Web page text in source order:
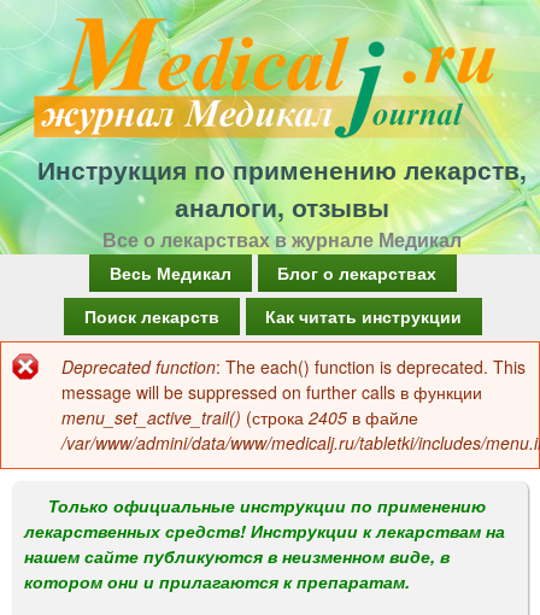
Перейти
к
основному
содержанию
Инструкция по применению лекарств,
аналоги, отзывы
Все о лекарствах в журнале Медикал
а
в
о
м
е
Весь Медикал
Блог о лекарствах
Поиск лекарств
Как читать инструкции
Сообщение
об
ошибке
Deprecated function: The each() function is deprecated. This
message will be suppressed on further calls в функции
menu_set_active_trail() (строка 2405 в файле
/var/www/admini/data/www/medicalj.ru/tabletki/includes/
Только официальные инструкции по применению
лекарственных средств! Инструкции к лекарствам на
нашем сайте публикуются в неизменном виде, в
котором они и прилагаются к препаратам.